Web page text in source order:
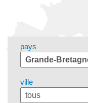
pays
ville